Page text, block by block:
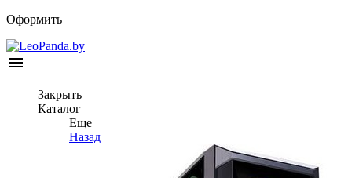
Оформить
menu
Закрыть
Каталог
Еще
Назад